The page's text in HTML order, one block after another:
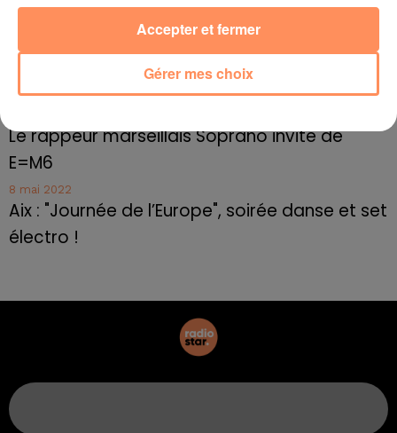
Cassis organise sa traditionnelle "Fête du vin"
Marseille : appel à témoins pour retrouver
Frédéric Pache
Le rappeur marseillais Soprano invité de
E=M6
8 mai 2022
Aix : "Journée de l’Europe", soirée danse et set
électro !
Gérer mes choix
Accepter et fermer